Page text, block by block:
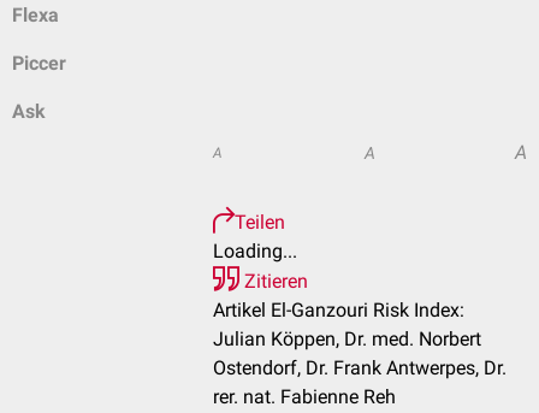
Flexa
Piccer
Ask
A A A
Teilen
Loading...
Zitieren
Artikel El-Ganzouri Risk Index:
Julian Köppen, Dr. med. Norbert
Ostendorf, Dr. Frank Antwerpes, Dr.
rer. nat. Fabienne Reh